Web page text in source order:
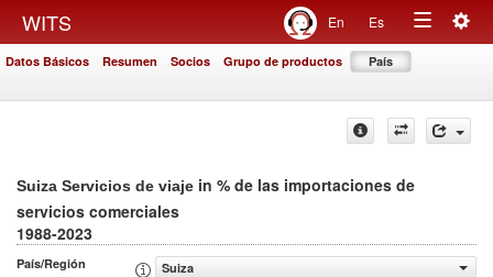
WITS En Es
Toggle
Datos Básicos Resumen Socios Grupo de productos País
Suiza Servicios de viaje in % de las importaciones de
servicios comerciales
1988-2023
País/Región
Suiza